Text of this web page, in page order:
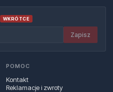
WKRÓTCE
Zapisz
POMOC
Kontakt
Reklamacje i zwroty